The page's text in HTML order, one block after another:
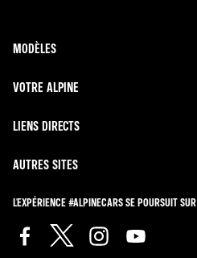
MODÈLES
VOTRE ALPINE
LIENS DIRECTS
AUTRES SITES
L'EXPÉRIENCE #ALPINECARS SE POURSUIT SUR